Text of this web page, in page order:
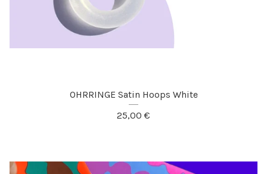
OHRRINGE Satin Hoops White
25,00 €